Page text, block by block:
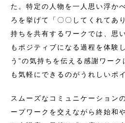
た。特定の人物を一人思い浮か
ろを挙げて「〇〇してくれてあ
持ちを共有するワークでは、思
もポジティブになる過程を体験
う”の気持ちを伝える感謝ワー
も気軽にできるのがうれしいポ
スムーズなコミュニケーション
ープワークを交えながら終始和